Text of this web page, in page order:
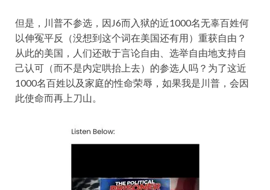
但是，川普不参选，因J6而入狱的近1000名无辜百姓何
以伸冤平反（没想到这个词在美国还有用）重获自由？
从此的美国，人们还敢于言论自由、选举自由地支持自
己认可（而不是内定哄抬上去）的参选人吗？为了这近
1000名百姓以及家庭的性命荣辱，如果我是川普，会因
此使命而再上刀山。